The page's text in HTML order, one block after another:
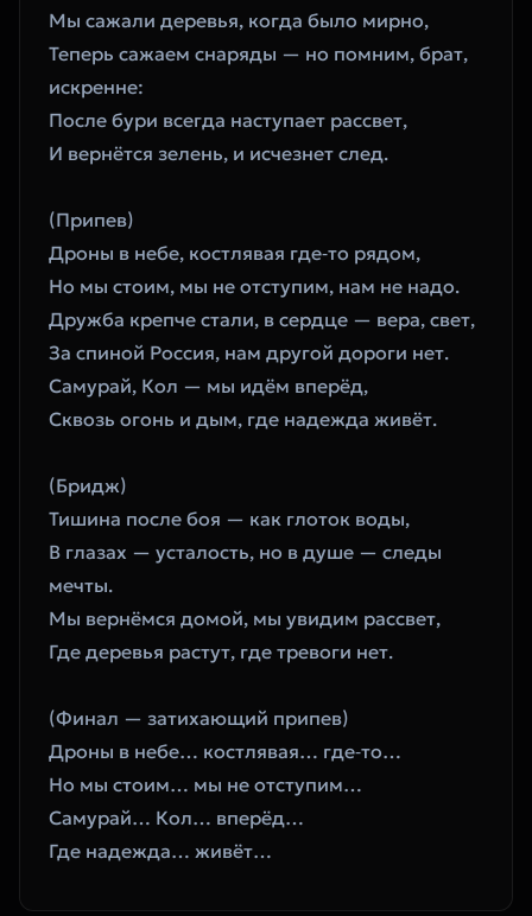
Мы сажали деревья, когда было мирно,
Теперь сажаем снаряды — но помним, брат,
искренне:
После бури всегда наступает рассвет,
И вернётся зелень, и исчезнет след.
(Припев)
Дроны в небе, костлявая где‑то рядом,
Но мы стоим, мы не отступим, нам не надо.
Дружба крепче стали, в сердце — вера, свет,
За спиной Россия, нам другой дороги нет.
Самурай, Кол — мы идём вперёд,
Сквозь огонь и дым, где надежда живёт.
(Бридж)
Тишина после боя — как глоток воды,
В глазах — усталость, но в душе — следы
мечты.
Мы вернёмся домой, мы увидим рассвет,
Где деревья растут, где тревоги нет.
(Финал — затихающий припев)
Дроны в небе… костлявая… где‑то…
Но мы стоим… мы не отступим…
Самурай… Кол… вперёд…
Где надежда… живёт…